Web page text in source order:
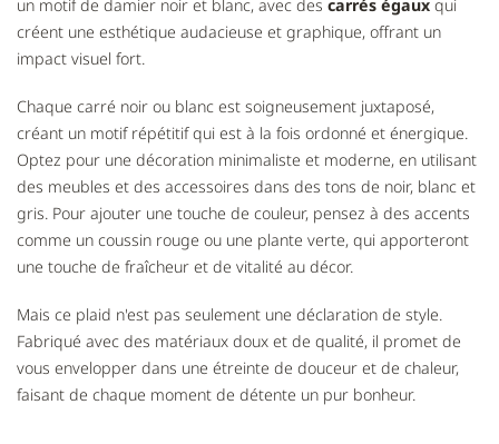
un motif de damier noir et blanc, avec des carrés égaux qui
créent une esthétique audacieuse et graphique, offrant un
impact visuel fort.
Chaque carré noir ou blanc est soigneusement juxtaposé,
créant un motif répétitif qui est à la fois ordonné et énergique.
Optez pour une décoration minimaliste et moderne, en utilisant
des meubles et des accessoires dans des tons de noir, blanc et
gris. Pour ajouter une touche de couleur, pensez à des accents
comme un coussin rouge ou une plante verte, qui apporteront
une touche de fraîcheur et de vitalité au décor.
Mais ce plaid n'est pas seulement une déclaration de style.
Fabriqué avec des matériaux doux et de qualité, il promet de
vous envelopper dans une étreinte de douceur et de chaleur,
faisant de chaque moment de détente un pur bonheur.